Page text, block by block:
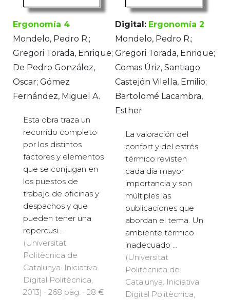
Ergonomía 4
Mondelo, Pedro R.;
Gregori Torada, Enrique;
De Pedro González,
Oscar; Gómez
Fernández, Miguel A.
Esta obra traza un
recorrido completo
por los distintos
factores y elementos
que se conjugan en
los puestos de
trabajo de oficinas y
despachos y que
pueden tener una
repercusi...
(Universitat
Politècnica de
Catalunya. Iniciativa
Digital Politècnica,
2013) · 268 pàg. · 28 €
Digital: Ergonomía 2
Mondelo, Pedro R.;
Gregori Torada, Enrique;
Comas Úriz, Santiago;
Castejón Vilella, Emilio;
Bartolomé Lacambra,
Esther
La valoración del
confort y del estrés
térmico revisten
cada día mayor
importancia y son
múltiples las
publicaciones que
abordan el tema. Un
ambiente térmico
inadecuado ...
(Universitat
Politècnica de
Catalunya. Iniciativa
Digital Politècnica,